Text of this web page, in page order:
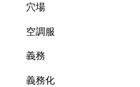
穴場
空調服
義務
義務化